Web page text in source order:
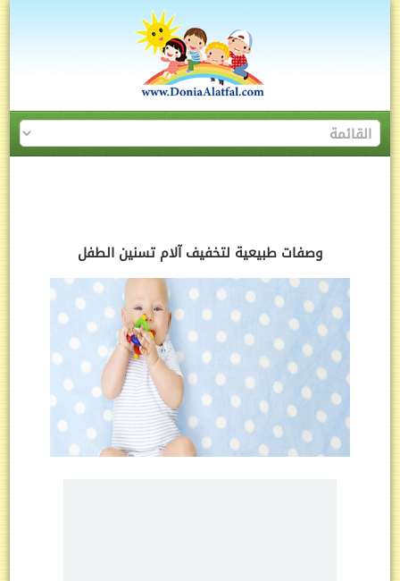
وصفات طبيعية لتخفيف آلام تسنين الطفل